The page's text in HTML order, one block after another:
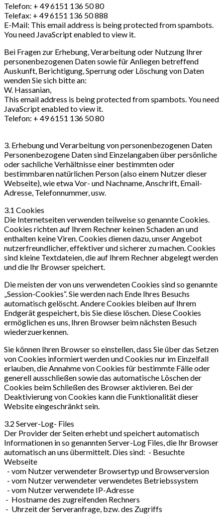
Telefon: + 49 6151 136 50 80
Telefax: + 49 6151 136 50 888
E-Mail: This email address is being protected from spambots.
You need JavaScript enabled to view it.
Bei Fragen zur Erhebung, Verarbeitung oder Nutzung Ihrer
personenbezogenen Daten sowie für Anliegen betreffend
Auskunft, Berichtigung, Sperrung oder Löschung von Daten
wenden Sie sich bitte an:
W. Hassanian,
This email address is being protected from spambots. You need
JavaScript enabled to view it.
Telefon: + 49 6151 136 50 80
3. Erhebung und Verarbeitung von personenbezogenen Daten
Personenbezogene Daten sind Einzelangaben über persönliche
oder sachliche Verhältnisse einer bestimmten oder
bestimmbaren natürlichen Person (also einem Nutzer dieser
Webseite), wie etwa Vor- und Nachname, Anschrift, Email-
Adresse, Telefonnummer, usw.
3.1 Cookies
Die Internetseiten verwenden teilweise so genannte Cookies.
Cookies richten auf Ihrem Rechner keinen Schaden an und
enthalten keine Viren. Cookies dienen dazu, unser Angebot
nutzerfreundlicher, effektiver und sicherer zu machen. Cookies
sind kleine Textdateien, die auf Ihrem Rechner abgelegt werden
und die Ihr Browser speichert.
Die meisten der von uns verwendeten Cookies sind so genannte
„Session-Cookies“. Sie werden nach Ende Ihres Besuchs
automatisch gelöscht. Andere Cookies bleiben auf Ihrem
Endgerät gespeichert, bis Sie diese löschen. Diese Cookies
ermöglichen es uns, Ihren Browser beim nächsten Besuch
wiederzuerkennen.
Sie können Ihren Browser so einstellen, dass Sie über das Setzen
von Cookies informiert werden und Cookies nur im Einzelfall
erlauben, die Annahme von Cookies für bestimmte Fälle oder
generell ausschließen sowie das automatische Löschen der
Cookies beim Schließen des Browser aktivieren. Bei der
Deaktivierung von Cookies kann die Funktionalität dieser
Website eingeschränkt sein.
3.2 Server-Log- Files
Der Provider der Seiten erhebt und speichert automatisch
Informationen in so genannten Server-Log Files, die Ihr Browser
automatisch an uns übermittelt. Dies sind: - Besuchte
Webseite
- vom Nutzer verwendeter Browsertyp und Browserversion
- vom Nutzer verwendeter verwendetes Betriebssystem
- vom Nutzer verwendete IP-Adresse
- Hostname des zugreifenden Rechners
- Uhrzeit der Serveranfrage, bzw. des Zugriffs